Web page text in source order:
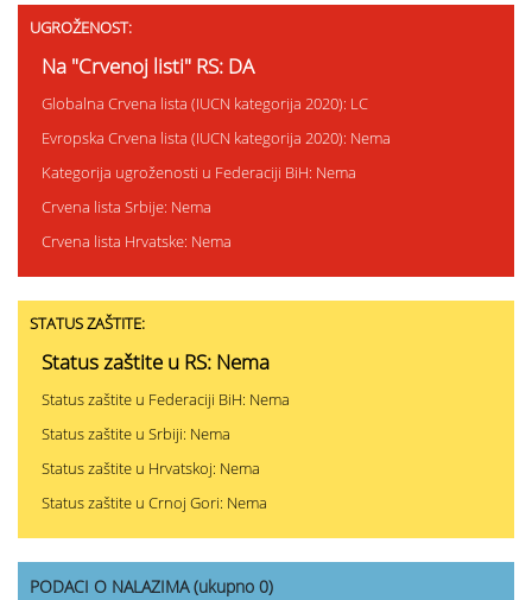
UGROŽENOST:
Na "Crvenoj listi" RS: DA
Globalna Crvena lista (IUCN kategorija 2020): LC
Evropska Crvena lista (IUCN kategorija 2020): Nema
Kategorija ugroženosti u Federaciji BiH: Nema
Crvena lista Srbije: Nema
Crvena lista Hrvatske: Nema
STATUS ZAŠTITE:
Status zaštite u RS: Nema
Status zaštite u Federaciji BiH: Nema
Status zaštite u Srbiji: Nema
Status zaštite u Hrvatskoj: Nema
Status zaštite u Crnoj Gori: Nema
PODACI O NALAZIMA (ukupno 0)